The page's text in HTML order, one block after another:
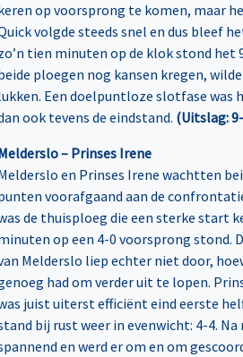
op voorsprong te komen, maar
volgde steeds snel en dus bleef
tien minuten op de klok stond het
ploegen nog kansen kregen,
Een doelpuntloze slotfase was
ook tevens de eindstand. (Uitslag:
– Prinses Irene
en Prinses Irene wachtten
voorafgaand aan de
de thuisploeg die een sterke start
op een 4-0 voorsprong stond.
Melderslo liep echter niet door,
had om verder uit te lopen.
juist uiterst efficiënt eind eerste
bij rust weer in evenwicht: 4-4.
en werd er om en om